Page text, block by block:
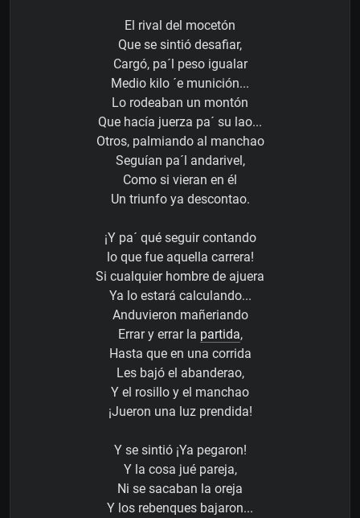
El rival del mocetón
Que se sintió desafiar,
Cargó, pa´l peso igualar
Medio kilo ´e munición...
Lo rodeaban un montón
Que hacía juerza pa´ su lao...
Otros, palmiando al manchao
Seguían pa´l andarivel,
Como si vieran en él
Un triunfo ya descontao.
¡Y pa´ qué seguir contando
lo que fue aquella carrera!
Si cualquier hombre de ajuera
Ya lo estará calculando...
Anduvieron mañeriando
Errar y errar la partida,
Hasta que en una corrida
Les bajó el abanderao,
Y el rosillo y el manchao
¡Jueron una luz prendida!
Y se sintió ¡Ya pegaron!
Y la cosa jué pareja,
Ni se sacaban la oreja
Y los rebenques bajaron...